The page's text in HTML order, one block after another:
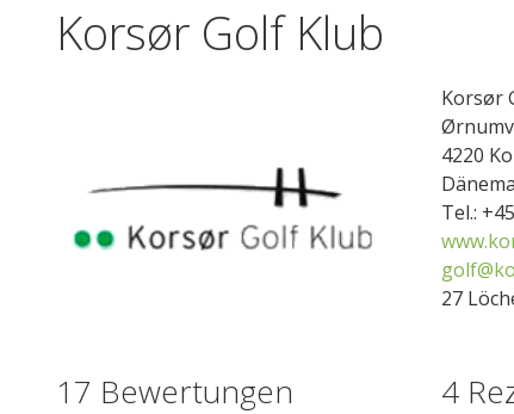
Korsør Golf Klub
Korsør
4220
Tel.:
27
17 Bewertungen 4